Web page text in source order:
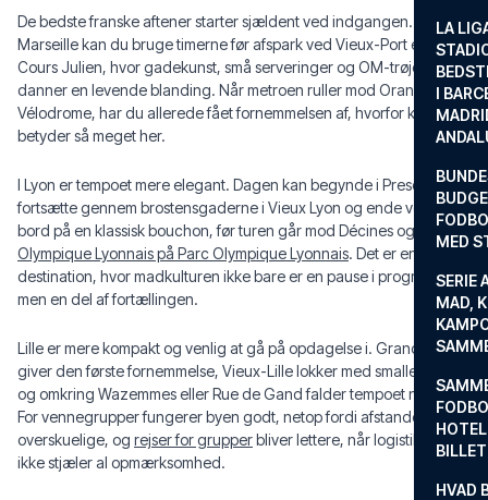
LA
I
MED
SERIE
MAD,
HVAD
De bedste franske aftener starter sjældent ved indgangen. I
Marseille kan du bruge timerne før afspark ved Vieux-Port eller
Cours Julien, hvor gadekunst, små serveringer og OM-trøjer
danner en levende blanding. Når metroen ruller mod Orange
Vélodrome, har du allerede fået fornemmelsen af, hvorfor klubben
betyder så meget her.
I Lyon er tempoet mere elegant. Dagen kan begynde i Presqu’île,
fortsætte gennem brostensgaderne i Vieux Lyon og ende ved et
bord på en klassisk bouchon, før turen går mod Décines og
Olympique Lyonnais på Parc Olympique Lyonnais. Det er en
destination, hvor madkulturen ikke bare er en pause i programmet,
men en del af fortællingen.
Lille er mere kompakt og venlig at gå på opdagelse i. Grand Place
giver den første fornemmelse, Vieux-Lille lokker med smalle gader,
og omkring Wazemmes eller Rue de Gand falder tempoet naturligt.
For vennegrupper fungerer byen godt, netop fordi afstandene er
overskuelige, og rejser for grupperbliver lettere, når logistikken
ikke stjæler al opmærksomhed.